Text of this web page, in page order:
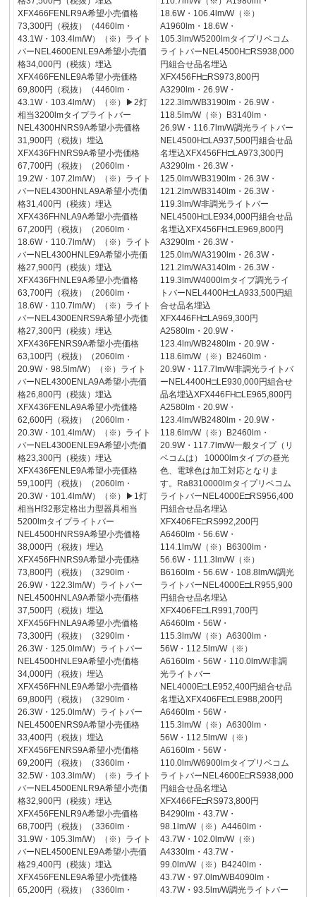
XFX466FENLR9A希望小売価格
73,300円（税抜）（4460lm・
43.1W・103.4lm/W）（※）ライト
バーNEL4600ENLE9A希望小売価
格34,000円（税抜）埋込
XFX466FENLE9A希望小売価格
69,800円（税抜）（4460lm・
43.1W・103.4lm/W）（※）▶2灯
相当3200lmタイプライトバー
NEL4300HNRS9A希望小売価格
31,900円（税抜）埋込
XFX436FHNRS9A希望小売価格
67,700円（税抜）（2060lm・
19.2W・107.2lm/W）（※）ライト
バーNEL4300HNLA9A希望小売価
格31,400円（税抜）埋込
XFX436FHNLA9A希望小売価格
67,200円（税抜）（2060lm・
18.6W・110.7lm/W）（※）ライト
バーNEL4300HNLE9A希望小売価
格27,900円（税抜）埋込
XFX436FHNLE9A希望小売価格
63,700円（税抜）（2060lm・
18.6W・110.7lm/W）（※）ライト
バーNEL4300ENRS9A希望小売価
格27,300円（税抜）埋込
XFX436FENRS9A希望小売価格
63,100円（税抜）（2060lm・
20.9W・98.5lm/W）（※）ライト
バーNEL4300ENLA9A希望小売価
格26,800円（税抜）埋込
XFX436FENLA9A希望小売価格
62,600円（税抜）（2060lm・
20.3W・101.4lm/W）（※）ライト
バーNEL4300ENLE9A希望小売価
格23,300円（税抜）埋込
XFX436FENLE9A希望小売価格
59,100円（税抜）（2060lm・
20.3W・101.4lm/W）（※）▶1灯
相当Hf32形定格出力型器具相当
5200lmタイプライトバー
NEL4500HNRS9A希望小売価格
38,000円（税抜）埋込
XFX456FHNRS9A希望小売価格
73,800円（税抜）（3290lm・
26.9W・122.3lm/W）ライトバー
NEL4500HNLA9A希望小売価格
37,500円（税抜）埋込
XFX456FHNLA9A希望小売価格
73,300円（税抜）（3290lm・
26.3W・125.0lm/W）ライトバー
NEL4500HNLE9A希望小売価格
34,000円（税抜）埋込
XFX456FHNLE9A希望小売価格
69,800円（税抜）（3290lm・
26.3W・125.0lm/W）ライトバー
NEL4500ENRS9A希望小売価格
33,400円（税抜）埋込
XFX456FENRS9A希望小売価格
69,200円（税抜）（3360lm・
32.5W・103.3lm/W）（※）ライト
バーNEL4500ENLR9A希望小売価
格32,900円（税抜）埋込
XFX456FENLR9A希望小売価格
68,700円（税抜）（3360lm・
31.9W・105.3lm/W）（※）ライト
バーNEL4500ENLE9A希望小売価
格29,400円（税抜）埋込
XFX456FENLE9A希望小売価格
65,200円（税抜）（3360lm・
18.6W・106.4lm/W（※）
A1960lm・18.6W・
105.3lm/W5200lmタイプリベコム
ライトバーNEL4500H□RS938,000
円組合せ品名埋込
XFX456FH□RS973,800円
A3290lm・26.9W・
122.3lm/WB3190lm・26.9W・
118.5lm/W（※）B3140lm・
26.9W・116.7lm/W調光ライトバー
NEL4500H□LA937,500円組合せ品
名埋込XFX456FH□LA973,300円
A3290lm・26.3W・
125.0lm/WB3190lm・26.3W・
121.2lm/WB3140lm・26.3W・
119.3lm/W非調光ライトバー
NEL4500H□LE934,000円組合せ品
名埋込XFX456FH□LE969,800円
A3290lm・26.3W・
125.0lm/WA3190lm・26.3W・
121.2lm/WA3140lm・26.3W・
119.3lm/W4000lmタイプ調光ライ
トバーNEL4400H□LA933,500円組
合せ品名埋込
XFX446FH□LA969,300円
A2580lm・20.9W・
123.4lm/WB2480lm・20.9W・
118.6lm/W（※）B2460lm・
20.9W・117.7lm/W非調光ライトバ
ーNEL4400H□LE930,000円組合せ
品名埋込XFX446FH□LE965,800円
A2580lm・20.9W・
123.4lm/WB2480lm・20.9W・
118.6lm/W（※）B2460lm・
20.9W・117.7lm/W一般タイプ（リ
ベコムは） 10000lmタイプの昼光
色、電球色は加工対応となりま
す。Ra8310000lmタイプリベコム
ライトバーNEL4000E□RS956,400
円組合せ品名埋込
XFX406FE□RS992,200円
A6460lm・56.6W・
114.1lm/W（※）B6300lm・
56.6W・111.3lm/W（※）
B6160lm・56.6W・108.8lm/W調光
ライトバーNEL4000E□LR955,900
円組合せ品名埋込
XFX406FE□LR991,700円
A6460lm・56W・
115.3lm/W（※）A6300lm・
56W・112.5lm/W（※）
A6160lm・56W・110.0lm/W非調
光ライトバー
NEL4000E□LE952,400円組合せ品
名埋込XFX406FE□LE988,200円
A6460lm・56W・
115.3lm/W（※）A6300lm・
56W・112.5lm/W（※）
A6160lm・56W・
110.0lm/W6900lmタイプリベコム
ライトバーNEL4600E□RS938,000
円組合せ品名埋込
XFX466FE□RS973,800円
B4290lm・43.7W・
98.1lm/W（※）A4460lm・
43.7W・102.0lm/W（※）
A4330lm・43.7W・
99.0lm/W（※）B4240lm・
43.7W・97.0lm/WB4090lm・
43.7W・93.5lm/W調光ライトバー